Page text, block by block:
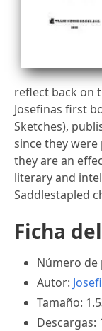
reflect back on
Josefinas first
Sketches),
since they
they are an
literary and
Saddlestapled
Ficha
Número de
Autor:
Tamaño:
Descargas: